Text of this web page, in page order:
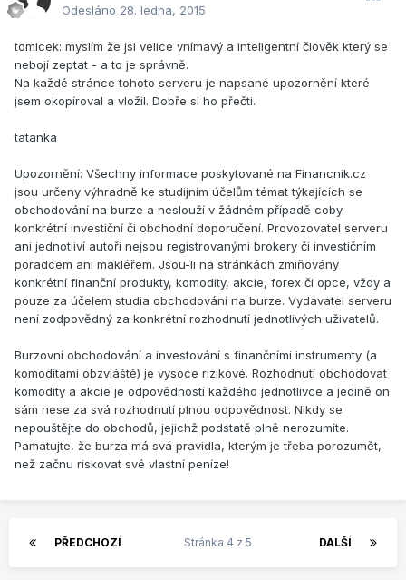
Odesláno 28. ledna, 2015
tomicek: myslím že jsi velice vnímavý a inteligentní člověk který se
nebojí zeptat - a to je správně.
Na každé stránce tohoto serveru je napsané upozornění které
jsem okopíroval a vložil. Dobře si ho přečti.
tatanka
Upozornění: Všechny informace poskytované na Financnik.cz
jsou určeny výhradně ke studijním účelům témat týkajících se
obchodování na burze a neslouží v žádném případě coby
konkrétní investiční či obchodní doporučení. Provozovatel serveru
ani jednotliví autoři nejsou registrovanými brokery či investičním
poradcem ani makléřem. Jsou-li na stránkách zmiňovány
konkrétní finanční produkty, komodity, akcie, forex či opce, vždy a
pouze za účelem studia obchodování na burze. Vydavatel serveru
není zodpovědný za konkrétní rozhodnutí jednotlivých uživatelů.
Burzovní obchodování a investování s finančními instrumenty (a
komoditami obzvláště) je vysoce rizikové. Rozhodnutí obchodovat
komodity a akcie je odpovědností každého jednotlivce a jedině on
sám nese za svá rozhodnutí plnou odpovědnost. Nikdy se
nepouštějte do obchodů, jejichž podstatě plně nerozumíte.
Pamatujte, že burza má svá pravidla, kterým je třeba porozumět,
než začnu riskovat své vlastní peníze!
PŘEDCHOZÍ DALŠÍ
Stránka 4 z 5